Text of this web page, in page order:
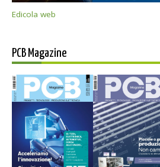
Edicola web
PCB Magazine